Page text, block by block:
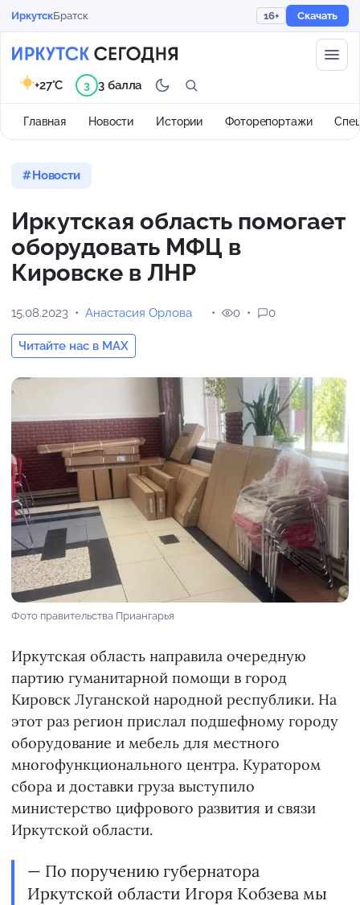
ИркутскБратск 16+ Скачать
Главная Новости Истории Фоторепортажи
+27°C 3 3 балла
Новости
Иркутская область помогает
оборудовать МФЦ в
Кировске в ЛНР
15.08.2023 Анастасия Орлова
Читайте нас в MAX
0 0
Фото правительства Приангарья
Иркутская область направила очередную
партию гуманитарной помощи в город
Кировск Луганской народной республики. На
этот раз регион прислал подшефному городу
оборудование и мебель для местного
многофункционального центра. Куратором
сбора и доставки груза выступило
министерство цифрового развития и связи
Иркутской области.
— По поручению губернатора
Иркутской области Игоря Кобзева мы